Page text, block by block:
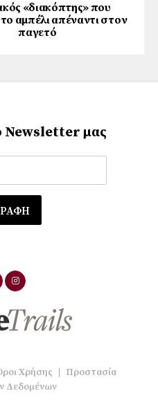
«διακόπτης» που
αμπέλι απέναντι στον
παγετό
Newsletter μας
Χρήσης | Προστασία
Δεδομένων